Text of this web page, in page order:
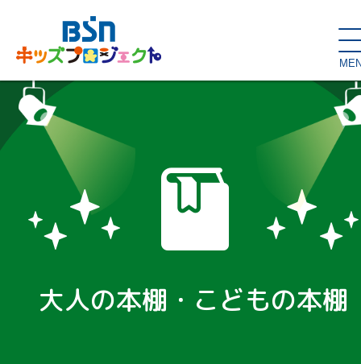
SDGs de
はぐくむコラム
キッズが主役！
親バカグラム キッズイベント
読み聞かせ・出前授業
スタジオ見学
ハロー
子育て応援隊！
お問い合わせ
大人の本棚・こどもの本棚